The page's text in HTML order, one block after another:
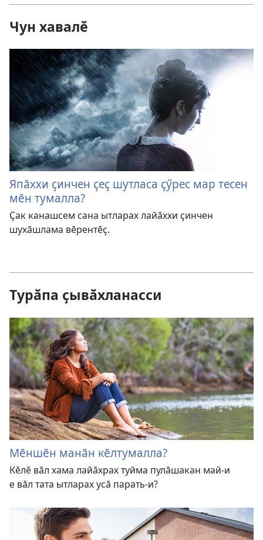
Чун хавалӗ
Япӑххи ҫинчен ҫеҫ шутласа ҫӳрес мар тесен
мӗн тумалла?
Ҫак канашсем сана ытларах лайӑххи ҫинчен
шухӑшлама вӗрентӗҫ.
Турӑпа ҫывӑхланасси
Мӗншӗн манӑн кӗлтумалла?
Кӗлӗ вӑл хама лайӑхрах туйма пулӑшакан май-и
е вӑл тата ытларах усӑ парать-и?